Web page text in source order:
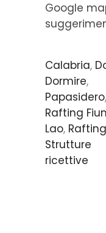
Google
Calabria,
Dormire,
Papasidero,
Rafting
Lao,
Strutture
ricettive